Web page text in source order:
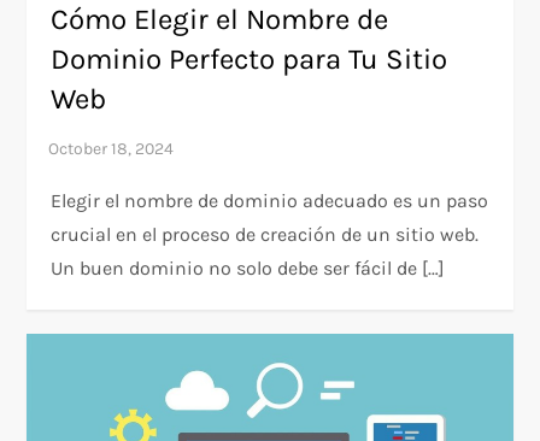
Cómo Elegir el Nombre de
Dominio Perfecto para Tu Sitio
Web
Elegir el nombre de dominio adecuado es un paso
crucial en el proceso de creación de un sitio web.
Un buen dominio no solo debe ser fácil de […]